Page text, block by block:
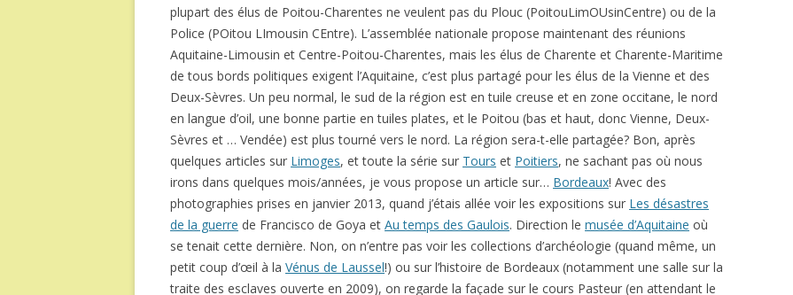
plupart des élus de Poitou-Charentes ne veulent pas du Plouc (PoitouLimOUsinCentre) ou de la
Police (POitou LImousin CEntre). L’assemblée nationale propose maintenant des réunions
Aquitaine-Limousin et Centre-Poitou-Charentes, mais les élus de Charente et Charente-Maritime
de tous bords politiques exigent l’Aquitaine, c’est plus partagé pour les élus de la Vienne et des
Deux-Sèvres. Un peu normal, le sud de la région est en tuile creuse et en zone occitane, le nord
en langue d’oil, une bonne partie en tuiles plates, et le Poitou (bas et haut, donc Vienne, Deux-
Sèvres et … Vendée) est plus tourné vers le nord. La région sera-t-elle partagée? Bon, après
quelques articles sur Limoges, et toute la série sur Tours et Poitiers, ne sachant pas où nous
irons dans quelques mois/années, je vous propose un article sur… Bordeaux! Avec des
photographies prises en janvier 2013, quand j’étais allée voir les expositions sur Les désastres
de la guerre de Francisco de Goya et Au temps des Gaulois. Direction le musée d’Aquitaine où
se tenait cette dernière. Non, on n’entre pas voir les collections d’archéologie (quand même, un
petit coup d’œil à la Vénus de Laussel!) ou sur l’histoire de Bordeaux (notamment une salle sur la
traite des esclaves ouverte en 2009), on regarde la façade sur le cours Pasteur (en attendant le